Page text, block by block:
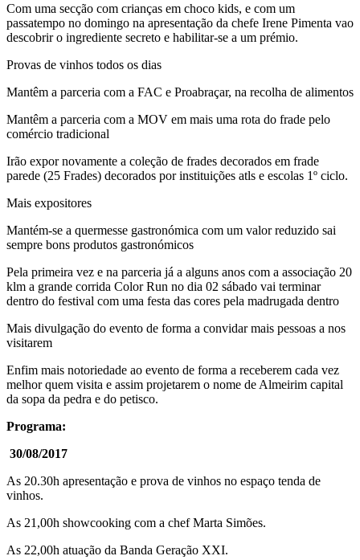
Com uma secção com crianças em choco kids, e com um
passatempo no domingo na apresentação da chefe Irene Pimenta vao
descobrir o ingrediente secreto e habilitar-se a um prémio.
Provas de vinhos todos os dias
Mantêm a parceria com a FAC e Proabraçar, na recolha de alimentos
Mantêm a parceria com a MOV em mais uma rota do frade pelo
comércio tradicional
Irão expor novamente a coleção de frades decorados em frade
parede (25 Frades) decorados por instituições atls e escolas 1º ciclo.
Mais expositores
Mantém-se a quermesse gastronómica com um valor reduzido sai
sempre bons produtos gastronómicos
Pela primeira vez e na parceria já a alguns anos com a associação 20
klm a grande corrida Color Run no dia 02 sábado vai terminar
dentro do festival com uma festa das cores pela madrugada dentro
Mais divulgação do evento de forma a convidar mais pessoas a nos
visitarem
Enfim mais notoriedade ao evento de forma a receberem cada vez
melhor quem visita e assim projetarem o nome de Almeirim capital
da sopa da pedra e do petisco.
Programa:
30/08/2017
As 20.30h apresentação e prova de vinhos no espaço tenda de
vinhos.
As 21,00h showcooking com a chef Marta Simões.
As 22,00h atuação da Banda Geração XXI.